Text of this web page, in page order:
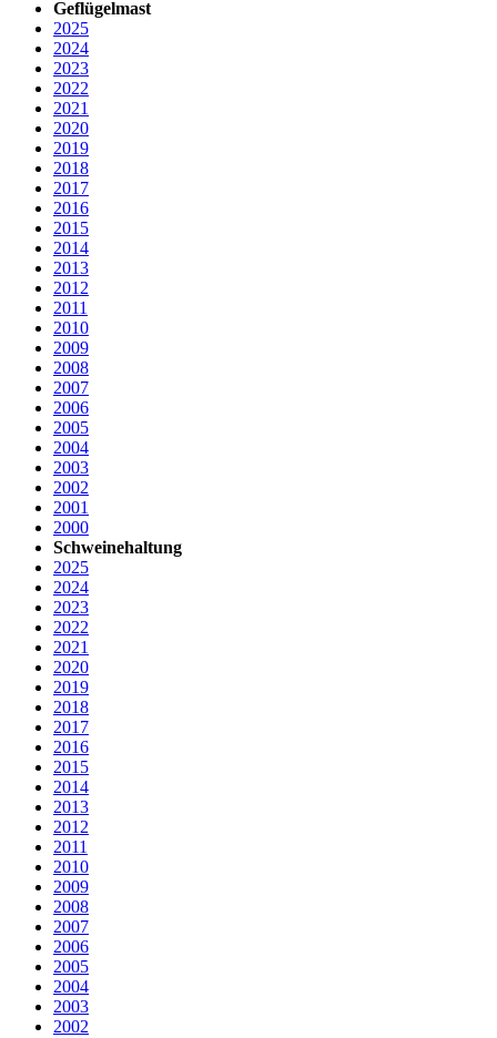
Geflügelmast
2025
2024
2023
2022
2021
2020
2019
2018
2017
2016
2015
2014
2013
2012
2011
2010
2009
2008
2007
2006
2005
2004
2003
2002
2001
2000
Schweinehaltung
2025
2024
2023
2022
2021
2020
2019
2018
2017
2016
2015
2014
2013
2012
2011
2010
2009
2008
2007
2006
2005
2004
2003
2002